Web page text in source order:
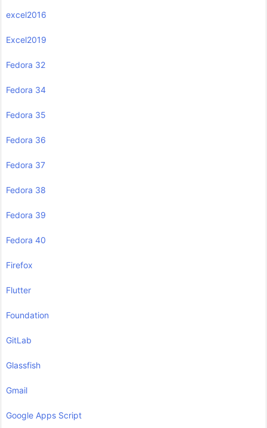
excel2016
Excel2019
Fedora 32
Fedora 34
Fedora 35
Fedora 36
Fedora 37
Fedora 38
Fedora 39
Fedora 40
Firefox
Flutter
Foundation
GitLab
Glassfish
Gmail
Google Apps Script